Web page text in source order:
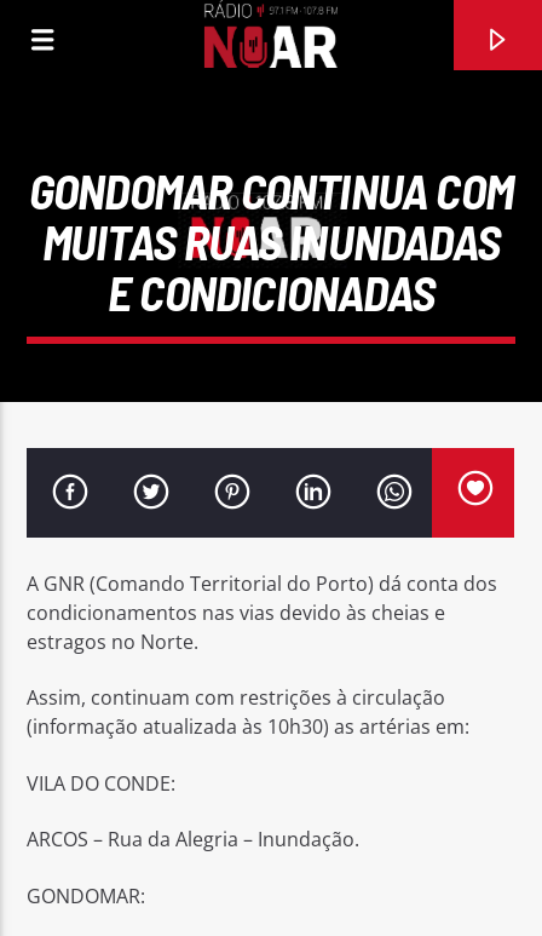
O AGARRADO MEU BEM (2009)
Rádio No ar
GONDOMAR CONTINUA COM
MUITAS RUAS INUNDADAS
E CONDICIONADAS
A GNR (Comando Territorial do Porto) dá conta dos
condicionamentos nas vias devido às cheias e
estragos no Norte.
Assim, continuam com restrições à circulação
(informação atualizada às 10h30) as artérias em:
VILA DO CONDE:
ARCOS – Rua da Alegria – Inundação.
GONDOMAR: